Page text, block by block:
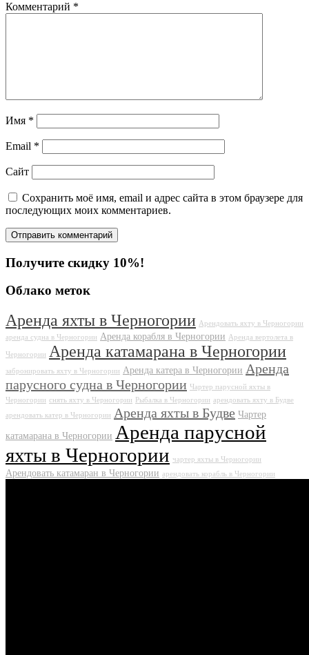
Комментарий *
Имя *
Email *
Сайт
Сохранить моё имя, email и адрес сайта в этом браузере для
последующих моих комментариев.
Получите скидку 10%!
Облако меток
Аренда яхты в Черногории Арендовать яхту в Черногории
аренда судна в Черногории Аренда корабля в Черногории Аренда вертолета в
Черногории Аренда катамарана в Черногории
забронировать яхту в Черногории Аренда катера в Черногории Аренда
парусного судна в Черногории Чартер парусной яхты в
Черногории снять яхту в Черногории Рыбалка в Черногории арендовать яхту в Будве
арендовать катер в Черногории
Аренда яхты в Будве Чартер
катамарана в Черногории Аренда парусной
яхты в Черногории чартер яхты в Черногории
Арендовать катамаран в Черногории арендовать корабль в Черногории